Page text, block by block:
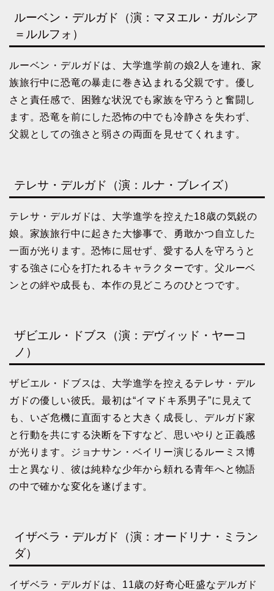
ルーベン・デルガド（演：マヌエル・ガルシア
＝ルルフォ）
ルーベン・デルガドは、大学進学前の娘2人を連れ、家
族旅行中に恐竜の暴走に巻き込まれる父親です。優し
さと責任感で、困難な状況でも家族を守ろうと奮闘し
ます。恐竜を前にした恐怖の中でも冷静さを失わず、
父親としての強さと弱さの両面を見せてくれます。
テレサ・デルガド（演：ルナ・ブレイズ）
テレサ・デルガドは、大学進学を控えた18歳の気鋭の
娘。家族旅行中に起きた大惨事で、勇敢かつ自立した
一面が光ります。恐怖に屈せず、愛する人を守ろうと
する強さに心を打たれるキャラクターです。父ルーベ
ンとの絆や成長も、本作の見どころのひとつです。
ザビエル・ドブス（演：デヴィッド・ヤーコ
ノ）
ザビエル・ドブスは、大学進学を控えるテレサ・デル
ガドの優しい彼氏。最初は“イマドキ系男子”に見えて
も、いざ危機に直面すると大きく成長し、デルガド家
と行動を共にする決断を下すなど、思いやりと正義感
が光ります。ジョナサン・ベイリー演じるルーミス博
士と異なり、彼は純粋な少年から頼れる青年へと物語
の中で確かな変化を遂げます。
イザベラ・デルガド（演：オードリナ・ミラン
ダ）
イザベラ・デルガドは、11歳の好奇心旺盛なデルガド